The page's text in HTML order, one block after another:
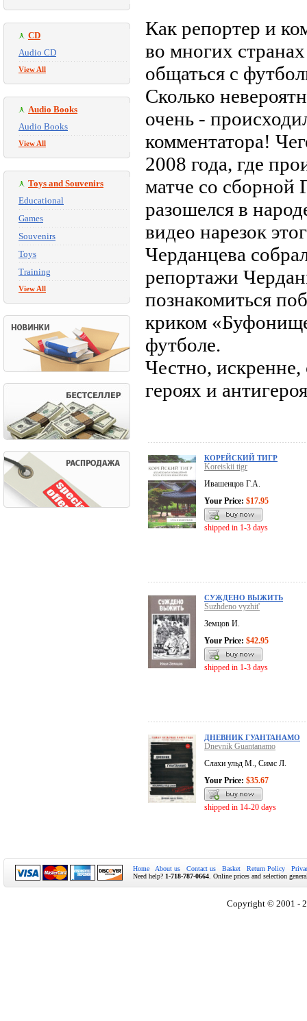
CD
Audio CD
View All
Audio Books
Audio Books
View All
Toys and Souvenirs
Educational
Games
Souvenirs
Toys
Training
View All
Как репортер и
во многих
общаться с
Сколько
очень -
комментатора!
2008 года, где
матче со сборной
разошелся в
видео нарезок
Черданцева
репортажи
познакомиться
криком
футболе.
Честно,
героях и
КОРЕЙСКИЙ ТИГР
Koreiskii tigr
Ивашенцов Г.А.
Your Price: $17.95
shipped in 1-3 days
СУЖДЕНО ВЫЖИТЬ
Suzhdeno vyzhit'
Земцов И.
Your Price: $42.95
shipped in 1-3 days
ДНЕВНИК ГУАНТАНАМО
Dnevnik Guantanamo
Слахи ульд М., Симс Л.
Your Price: $35.67
shipped in 14-20 days
Home About us Contact us Basket Return Policy
Need help? 1-718-787-0664 . Online prices and selection
Copyright © 2001 -